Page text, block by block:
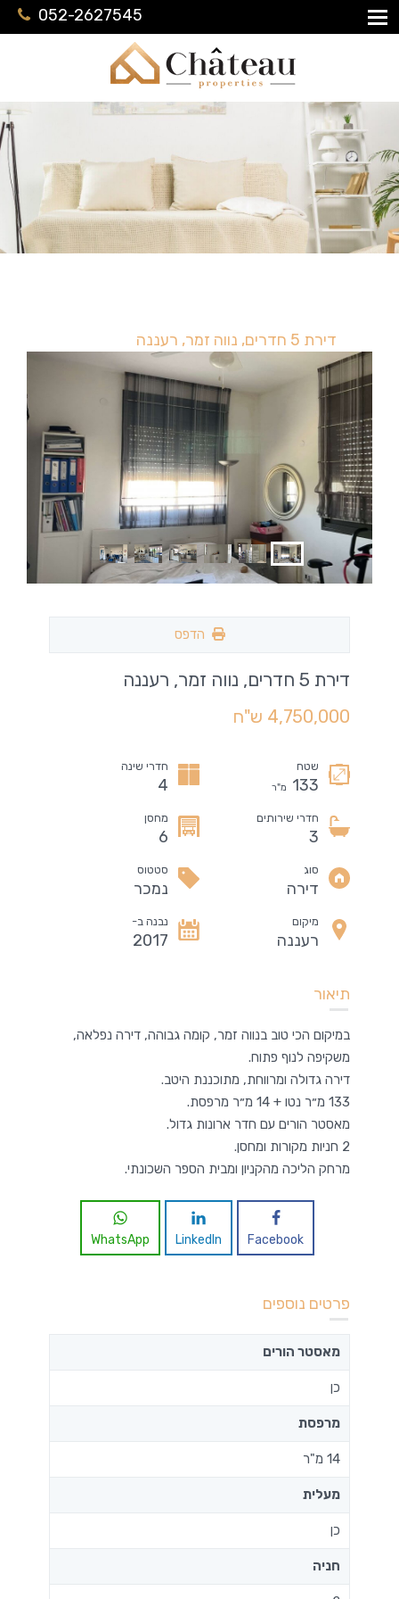
052-2627545
דירת 5 חדרים, נווה זמר, רעננה
הדפס
דירת 5 חדרים, נווה זמר, רעננה
4,750,000 ש"ח
שטח
133 מ"ר
חדרי שינה
4
חדרי שירותים
3
מחסן
6
סוג
דירה
סטטוס
נמכר
מיקום
רעננה
נבנה ב-
2017
תיאור
במיקום הכי טוב בנווה זמר, קומה גבוהה, דירה נפלאה,
משקיפה לנוף פתוח.
דירה גדולה ומרווחת, מתוכננת היטב.
133 מ״ר נטו + 14 מ״ר מרפסת.
מאסטר הורים עם חדר ארונות גדול.
2 חניות מקורות ומחסן.
מרחק הליכה מהקניון ומבית הספר השכונתי.
Facebook
LinkedIn
WhatsApp
פרטים נוספים
מאסטר הורים
כן
מרפסת
14 מ"ר
מעלית
כן
חניה